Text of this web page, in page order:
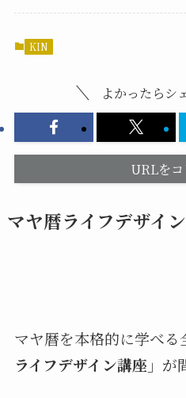
KIN
よかったらシ
URLをコ
マヤ暦ライフデザイ